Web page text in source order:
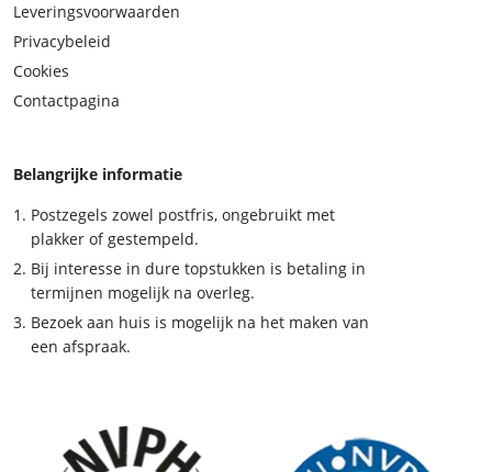
Leveringsvoorwaarden
Privacybeleid
Cookies
Contactpagina
Belangrijke informatie
Postzegels zowel postfris, ongebruikt met
plakker of gestempeld.
Bij interesse in dure topstukken is betaling in
termijnen mogelijk na overleg.
Bezoek aan huis is mogelijk na het maken van
een afspraak.